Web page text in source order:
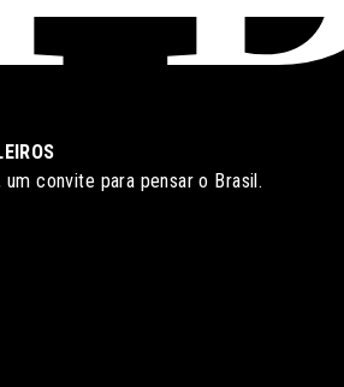
convite para pensar o Brasil.